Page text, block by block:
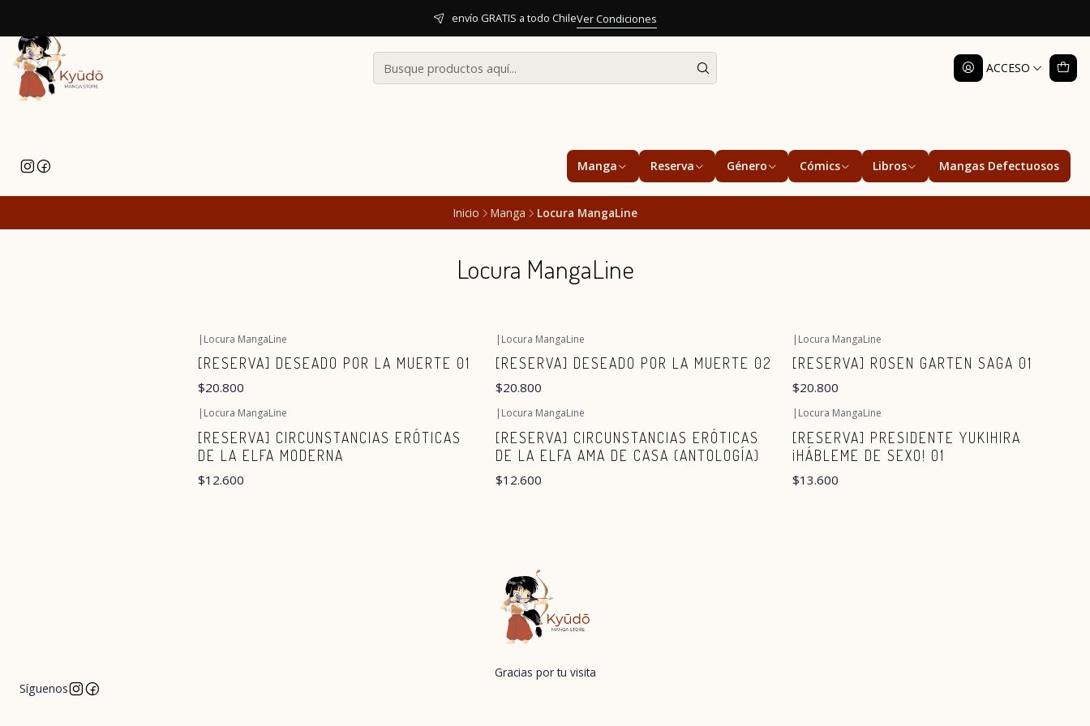
ACCESO
Manga Reserva Género Cómics Libros Mangas Defectuosos
envío GRATIS a todo ChileVer Condiciones
Inicio Manga Locura MangaLine
Locura MangaLine
| Locura MangaLine
[RESERVA] DESEADO POR LA MUERTE 01
$20.800
| Locura MangaLine
[RESERVA] DESEADO POR LA MUERTE 02
$20.800
| Locura MangaLine
[RESERVA] ROSEN GARTEN SAGA 01
$20.800
| Locura MangaLine
[RESERVA] CIRCUNSTANCIAS ERÓTICAS
DE LA ELFA MODERNA
$12.600
| Locura MangaLine
[RESERVA] CIRCUNSTANCIAS ERÓTICAS
DE LA ELFA AMA DE CASA (ANTOLOGÍA)
$12.600
| Locura MangaLine
[RESERVA] PRESIDENTE YUKIHIRA
¡HÁBLEME DE SEXO! 01
$13.600
Gracias por tu visita
Síguenos